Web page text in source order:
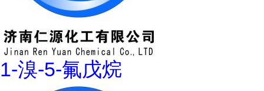
1-溴-5-氟戊烷